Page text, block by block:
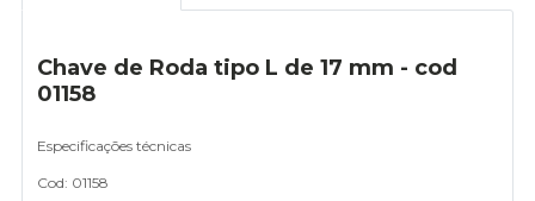
Chave de Roda tipo L de 17 mm - cod
01158
Especificações técnicas
Cod: 01158